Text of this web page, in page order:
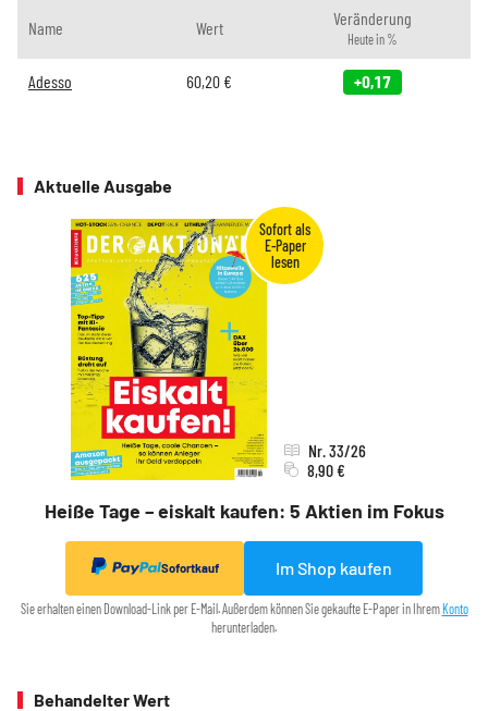
Name Wert Veränderung
Heute in %
Adesso 60,20 € +0,17
Aktuelle Ausgabe
Heiße Tage – eiskalt kaufen: 5 Aktien im Fokus
Nr. 33/26
8,90 €
Sofortkauf Im Shop kaufen
Sie erhalten einen Download-Link per E-Mail. Außerdem können Sie gekaufte E-Paper in Ihrem Konto
herunterladen.
Behandelter Wert